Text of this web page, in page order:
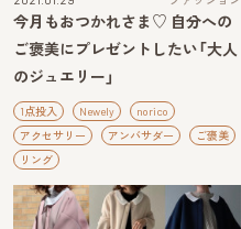
今月もおつかれさま♡ 自分への
ご褒美にプレゼントしたい「大人
のジュエリー」
1点投入 Newely
norico
アクセサリー
アンバサダー
ご褒美
リング